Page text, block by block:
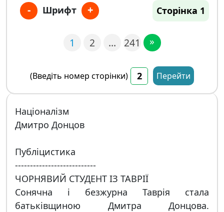
- Шрифт + Сторінка 1
1 2 … 241 »
(Введіть номер сторінки) Перейти
Націоналізм
Дмитро Донцов
Публіцистика
---------------------------
ЧОРНЯВИЙ СТУДЕНТ ІЗ ТАВРІЇ
Сонячна і безжурна Таврія стала
батьківщиною Дмитра Донцова.